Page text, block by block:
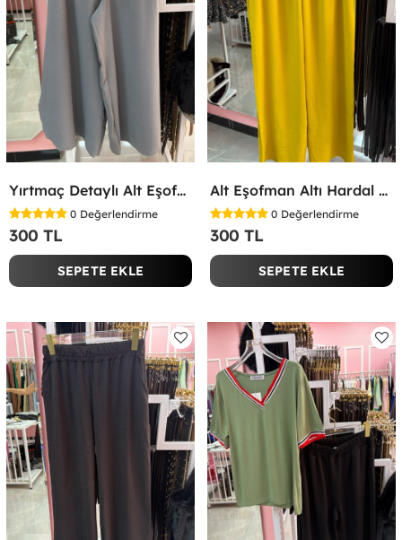
Yırtmaç Detaylı Alt Eşofman Altı Gri
0 Değerlendirme
300 TL
SEPETE EKLE
Alt Eşofman Altı Hardal Sarısı
0 Değerlendirme
300 TL
SEPETE EKLE